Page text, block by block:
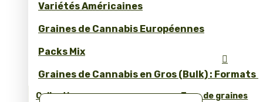
Variétés Américaines
Graines de Cannabis Européennes
Packs Mix
Graines de Cannabis en Gros (Bulk) : Formats
Collections Type de graines
